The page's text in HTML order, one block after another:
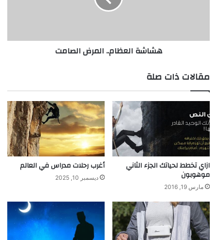
ا
و
ي
ة
ظ
.
ا
ل
ر
ض
ا
ص
ا
م
هشاشة العظام.. المرض الصامت
مقالات ذات صلة
ازاي تخطط لحياتك الجزء الثاني
موهوبون
مارس 19, 2016
أغرب رحلات مدراس في العالم
ديسمبر 10, 2025